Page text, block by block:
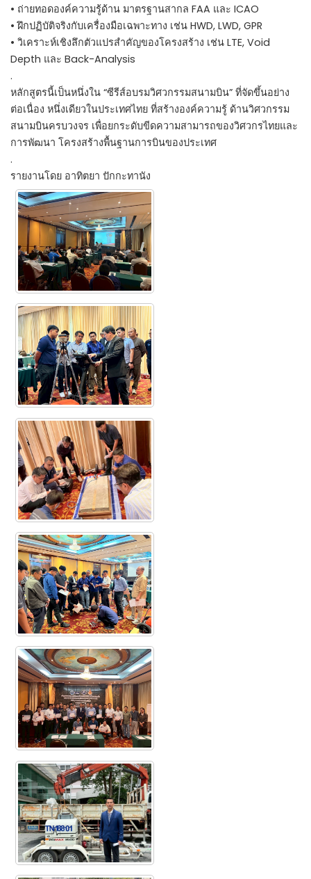
• ถ่ายทอดองค์ความรู้ด้าน มาตรฐานสากล FAA และ ICAO
• ฝึกปฏิบัติจริงกับเครื่องมือเฉพาะทาง เช่น HWD, LWD, GPR
• วิเคราะห์เชิงลึกตัวแปรสำคัญของโครงสร้าง เช่น LTE, Void
Depth และ Back-Analysis
.
หลักสูตรนี้เป็นหนึ่งใน “ซีรีส์อบรมวิศวกรรมสนามบิน” ที่จัดขึ้นอย่าง
ต่อเนื่อง หนึ่งเดียวในประเทศไทย ที่สร้างองค์ความรู้ ด้านวิศวกรรม
สนามบินครบวงจร เพื่อยกระดับขีดความสามารถของวิศวกรไทยและ
การพัฒนา โครงสร้างพื้นฐานการบินของประเทศ
.
รายงานโดย อาทิตยา ปักกะทานัง